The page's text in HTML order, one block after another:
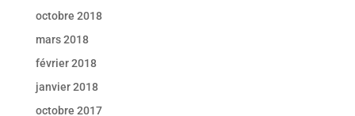
octobre 2018
mars 2018
février 2018
janvier 2018
octobre 2017